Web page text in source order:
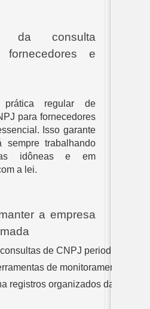
da consulta
e
prática regular de
para fornecedores
Isso garante
sempre trabalhando
idôneas e em
a lei.
a empresa
de CNPJ
de monitoramento que
registros organizados das